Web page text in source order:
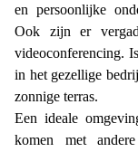
en persoonlijke
Ook zijn er
videoconferencing.
in het gezellige
zonnige terras.
Een ideale
komen met